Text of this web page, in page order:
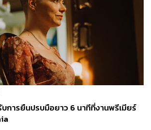
การยืนปรบมือยาว 6 นาทีที่งานพรีเมียร์